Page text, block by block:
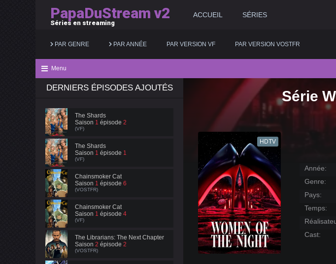
PapaDuStream v2
Séries en streaming
ACCUEIL SÉRIES
PAR GENRE
Action
Animation
Aventure
Biopic
Comédie
Documentaire Historique
Horreur
Musical
Policier
PAR ANNÉE
2025 2020
2019
2018
2017
2016
PAR VERSION VF PAR VERSION VOSTFR
Menu
DERNIERS ÉPISODES AJOUTÉS
The Shards
Saison 1 épisode 2
(VF)
The Shards
Saison 1 épisode 1
(VF)
Chainsmoker Cat
Saison 1 épisode 6
(VOSTFR)
Chainsmoker Cat
Saison 1 épisode 4
(VF)
The Librarians: The Next Chapter
Saison 2 épisode 2
(VOSTFR)
Série
HDTV
Année:
Genre:
Pays:
Temps:
Cast: